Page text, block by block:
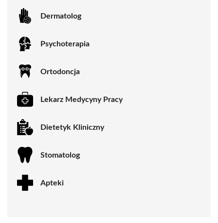
Dermatolog
Psychoterapia
Ortodoncja
Lekarz Medycyny Pracy
Dietetyk Kliniczny
Stomatolog
Apteki